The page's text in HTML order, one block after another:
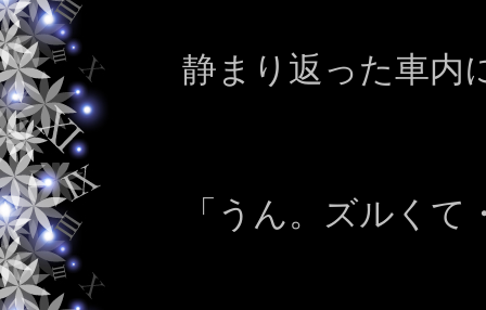
静まり返った車内
「うん。ズルく